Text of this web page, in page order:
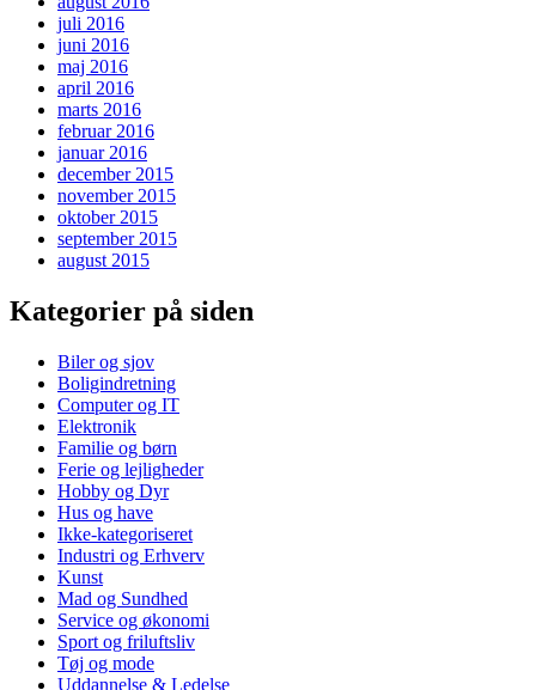
juli 2016
juni 2016
maj 2016
april 2016
marts 2016
februar 2016
januar 2016
december 2015
november 2015
oktober 2015
september 2015
august 2015
Kategorier på siden
Biler og sjov
Boligindretning
Computer og IT
Elektronik
Familie og børn
Ferie og lejligheder
Hobby og Dyr
Hus og have
Ikke-kategoriseret
Industri og Erhverv
Kunst
Mad og Sundhed
Service og økonomi
Sport og friluftsliv
Tøj og mode
Uddannelse & Ledelse